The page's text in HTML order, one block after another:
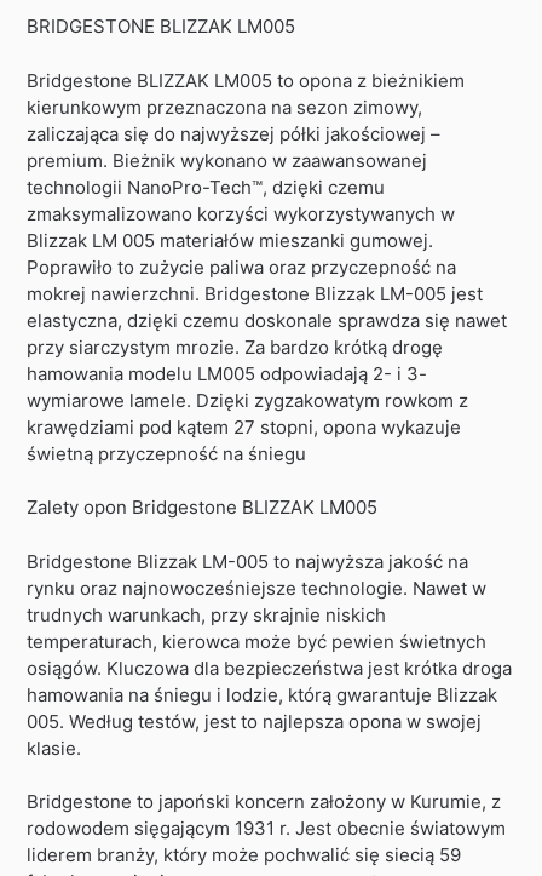
BRIDGESTONE BLIZZAK LM005
Bridgestone BLIZZAK LM005 to opona z bieżnikiem
kierunkowym przeznaczona na sezon zimowy,
zaliczająca się do najwyższej półki jakościowej –
premium. Bieżnik wykonano w zaawansowanej
technologii NanoPro-Tech™, dzięki czemu
zmaksymalizowano korzyści wykorzystywanych w
Blizzak LM 005 materiałów mieszanki gumowej.
Poprawiło to zużycie paliwa oraz przyczepność na
mokrej nawierzchni. Bridgestone Blizzak LM-005 jest
elastyczna, dzięki czemu doskonale sprawdza się nawet
przy siarczystym mrozie. Za bardzo krótką drogę
hamowania modelu LM005 odpowiadają 2- i 3-
wymiarowe lamele. Dzięki zygzakowatym rowkom z
krawędziami pod kątem 27 stopni, opona wykazuje
świetną przyczepność na śniegu
Zalety opon Bridgestone BLIZZAK LM005
Bridgestone Blizzak LM-005 to najwyższa jakość na
rynku oraz najnowocześniejsze technologie. Nawet w
trudnych warunkach, przy skrajnie niskich
temperaturach, kierowca może być pewien świetnych
osiągów. Kluczowa dla bezpieczeństwa jest krótka droga
hamowania na śniegu i lodzie, którą gwarantuje Blizzak
005. Według testów, jest to najlepsza opona w swojej
klasie.
Bridgestone to japoński koncern założony w Kurumie, z
rodowodem sięgającym 1931 r. Jest obecnie światowym
liderem branży, który może pochwalić się siecią 59